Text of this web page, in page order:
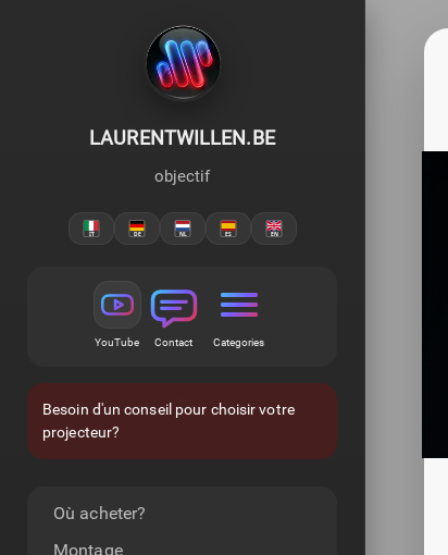
LAURENTWILLEN.BE
objectif
YouTube Contact Categories
Besoin d'un conseil pour choisir votre
projecteur?
Où acheter?
Montage